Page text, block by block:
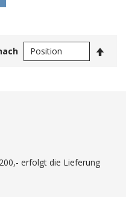
erfolgt die Lieferung